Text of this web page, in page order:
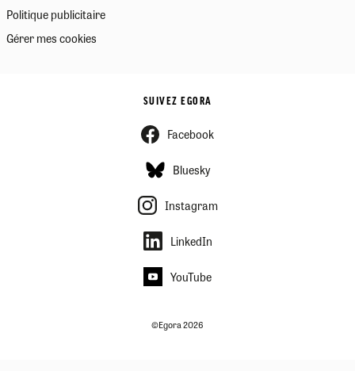
Politique publicitaire
Gérer mes cookies
SUIVEZ EGORA
Facebook
Bluesky
Instagram
LinkedIn
YouTube
©Egora 2026